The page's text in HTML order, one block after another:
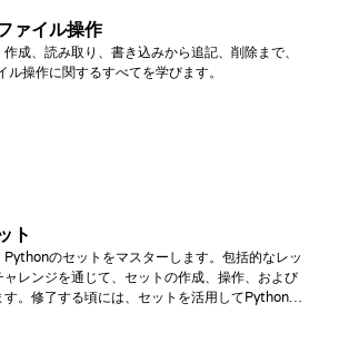
ァイル操作
成、読み取り、書き込みから追記、削除まで、
ル操作に関するすべてを学びます。
ト
Pythonのセットをマスターします。包括的なレッ
ャレンジを通じて、セットの作成、操作、および
す。修了する頃には、セットを活用してPythonコ